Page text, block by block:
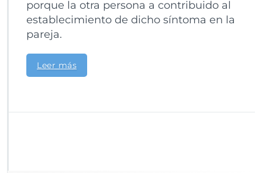
porque la otra persona a contribuido al
establecimiento de dicho síntoma en la
pareja.
Leer más